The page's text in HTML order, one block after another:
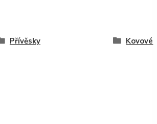
Přívěsky Kovové